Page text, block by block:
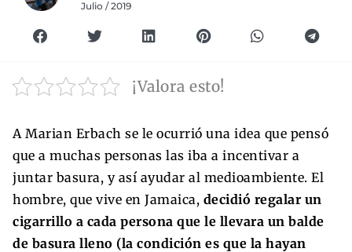
Julio / 2019
¡Valora esto!
A Marian Erbach se le ocurrió una idea que pensó
que a muchas personas las iba a incentivar a
juntar basura, y así ayudar al medioambiente. El
hombre, que vive en Jamaica, decidió regalar un
cigarrillo a cada persona que le llevara un balde
de basura lleno (la condición es que la hayan